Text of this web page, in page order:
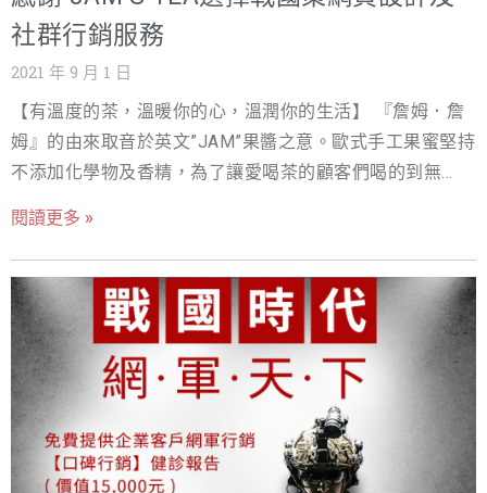
可以曝光資源的地方，對於網路行銷來說擁有「官方網
行銷的生意，因此，戰國策提供完整豐富的網商教戰手冊
(21頁)教導網路行銷的技巧。 網站行銷教戰線請上
https://www.nss.com.tw/makewebsite/ 5.網路行銷顧問
(限企業客戶，免費提供3小時線上諮詢) 想增加網站曝光度
與業績? 想發展電商市場卻沒有相關經驗? 戰國策有20年網
行銷顧問請上 https://www.nss.com.tw/counselling/ 6.免
費贈送中文化Rank Math SEO PRO外掛及基本設定(價值
11500元，買戰國策WordPress商務型主機+加購SSL免費
贈送) 有效提升網站在搜尋引擎排名，由於SEO外掛對於非
專業人士來說並不好設定，戰國策特別貼心的提供戰國策
WordPress專家提供
社群行銷服務
2021 年 9 月 1 日
【有溫度的茶，溫暖你的心，溫潤你的生活】 『詹姆．詹
姆』的由來取音於英文”JAM”果醬之意。歐式手工果蜜堅持
不添加化學物及香精，為了讓愛喝茶的顧客們喝的到無負
掌控火候及時間，熬煮出一罐罐不含人工色素的酸甜香純
果蜜，讓水果清甜和香味自然融入茶中，入喉滋潤、甘甜
解渴。 品茶師們每一年在北印度喜馬拉雅山下大吉嶺有機
茶園中為詹姆．詹姆挑選出年度最佳的精品原生茶葉。同
時並搭配著-詹姆．詹姆–由新鮮水果熬製出的歐式手工果
蜜，調制出歐式果茶的完美搭配。 JAM’S TEA
https://www.jamstea.com.tw/ 網路行銷為什麼一定要製
作網站? 網站是帶給顧客的第一形象，就像是一個企業的門
面，能夠快速的讓客戶認識企業，一個規劃完善的網站，
閱讀更多 »